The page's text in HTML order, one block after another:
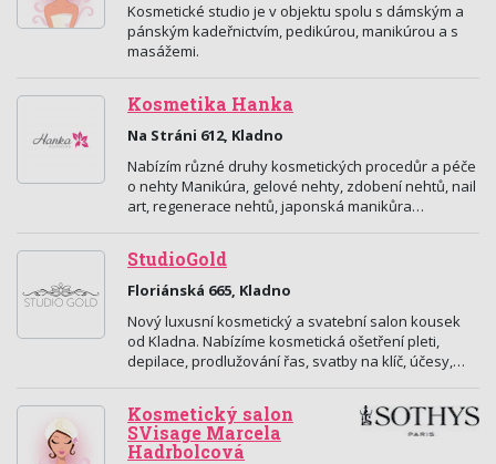
Kosmetické studio je v objektu spolu s dámským a
pánským kadeřnictvím, pedikúrou, manikúrou a s
masážemi.
Kosmetika Hanka
Na Stráni 612, Kladno
Nabízím různé druhy kosmetických procedůr a péče
o nehty Manikúra, gelové nehty, zdobení nehtů, nail
art, regenerace nehtů, japonská manikůra…
StudioGold
Floriánská 665, Kladno
Nový luxusní kosmetický a svatební salon kousek
od Kladna. Nabízíme kosmetická ošetření pleti,
depilace, prodlužování řas, svatby na klíč, účesy,…
Kosmetický salon
SVisage Marcela
Hadrbolcová